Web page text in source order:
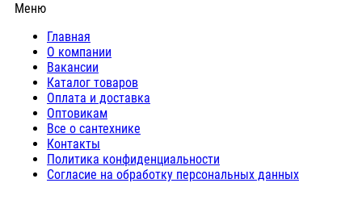
Меню
Главная
О компании
Вакансии
Каталог товаров
Оплата и доставка
Оптовикам
Все о сантехнике
Контакты
Политика конфиденциальности
Согласие на обработку персональных данных